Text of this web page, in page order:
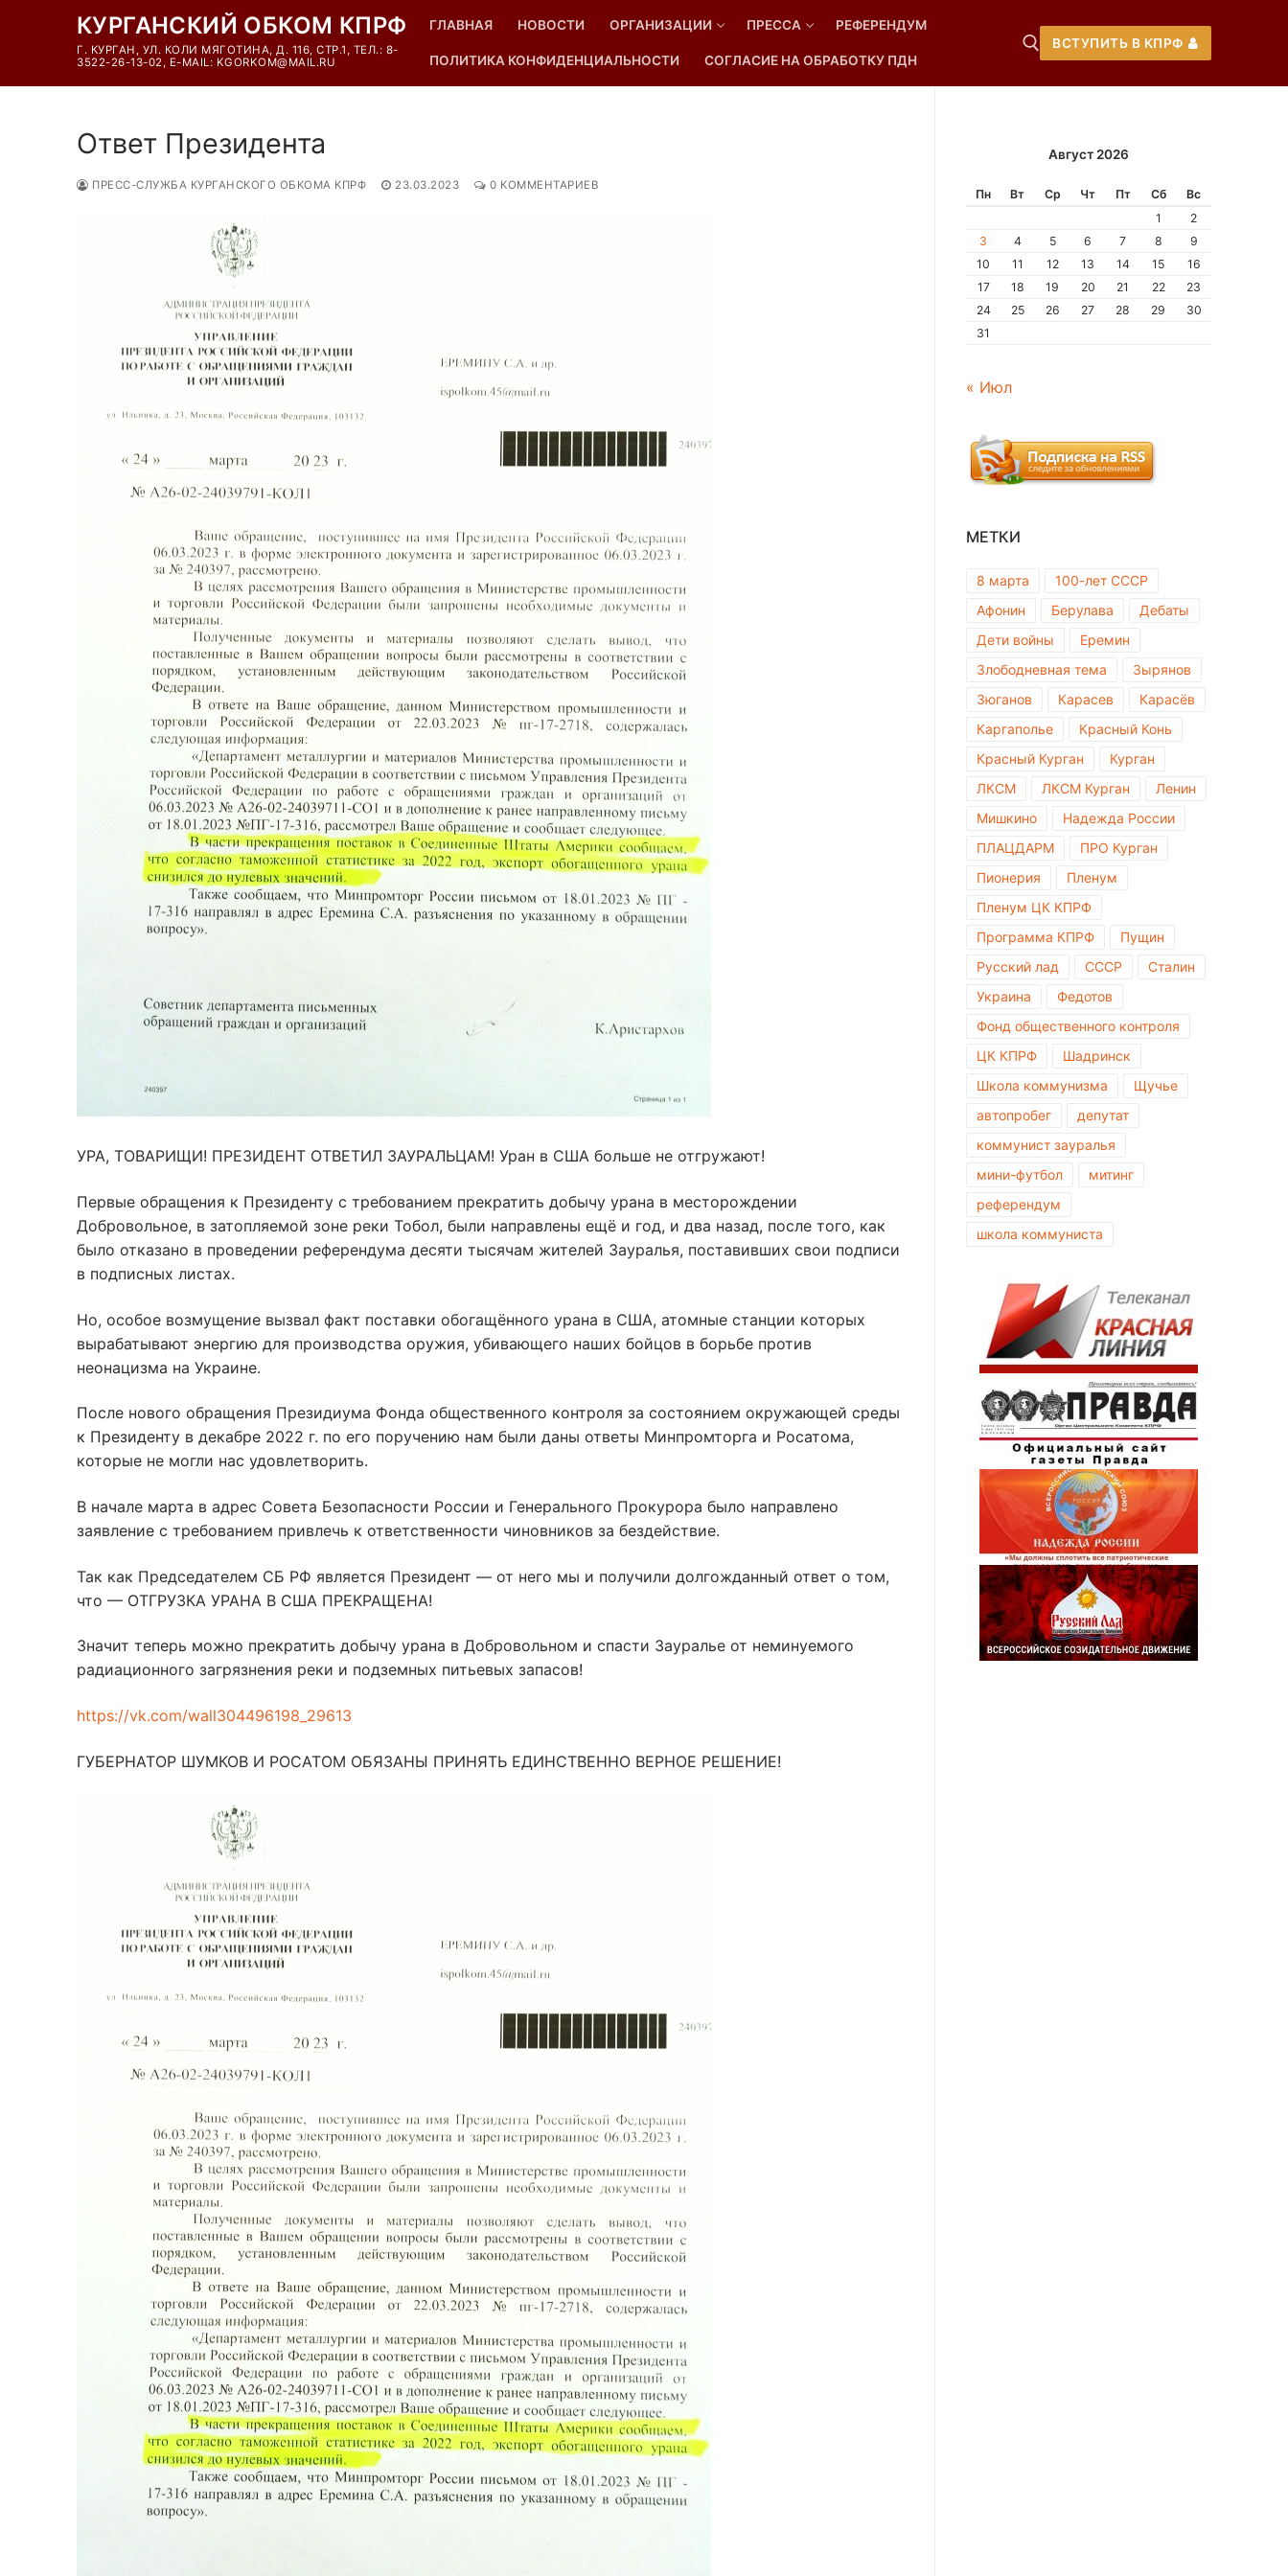
содержимому
КУРГАНСКИЙ ОБКОМ КПРФ
Г. КУРГАН, УЛ. КОЛИ МЯГОТИНА, Д. 116, СТР.1, ТЕЛ.: 8-
3522-26-13-02, E-MAIL: KGORKOM@MAIL.RU
ГЛАВНАЯ НОВОСТИ ОРГАНИЗАЦИИ ПРЕССА РЕФЕРЕНДУМ
ПОЛИТИКА КОНФИДЕНЦИАЛЬНОСТИ СОГЛАСИЕ НА ОБРАБОТКУ ПДН
ВСТУПИТЬ В КПРФ
Ответ Президента
ПРЕСС-СЛУЖБА КУРГАНСКОГО ОБКОМА КПРФ 23.03.2023 0 КОММЕНТАРИЕВ
УРА, ТОВАРИЩИ! ПРЕЗИДЕНТ ОТВЕТИЛ ЗАУРАЛЬЦАМ! Уран в США больше не отгружают!
Первые обращения к Президенту с требованием прекратить добычу урана в месторождении
Добровольное, в затопляемой зоне реки Тобол, были направлены ещë и год, и два назад, после того, как
было отказано в проведении референдума десяти тысячам жителей Зауралья, поставивших свои подписи
в подписных листах.
Но, особое возмущение вызвал факт поставки обогащëнного урана в США, атомные станции которых
вырабатывают энергию для производства оружия, убивающего наших бойцов в борьбе против
неонацизма на Украине.
После нового обращения Президиума Фонда общественного контроля за состоянием окружающей среды
к Президенту в декабре 2022 г. по его поручению нам были даны ответы Минпромторга и Росатома,
которые не могли нас удовлетворить.
В начале марта в адрес Совета Безопасности России и Генерального Прокурора было направлено
заявление с требованием привлечь к ответственности чиновников за бездействие.
Так как Председателем СБ РФ является Президент — от него мы и получили долгожданный ответ о том,
что — ОТГРУЗКА УРАНА В США ПРЕКРАЩЕНА!
Значит теперь можно прекратить добычу урана в Добровольном и спасти Зауралье от неминуемого
радиационного загрязнения реки и подземных питьевых запасов!
https://vk.com/wall304496198_29613
ГУБЕРНАТОР ШУМКОВ И РОСАТОМ ОБЯЗАНЫ ПРИНЯТЬ ЕДИНСТВЕННО ВЕРНОЕ РЕШЕНИЕ!
Август 2026
Пн Вт Ср Чт Пт Сб
Вс
1
2
3
4 5 6 7 8
9
10
11 12 13 14 15
16
17
18 19 20 21 22
23
24
25 26 27 28 29
30
31
« Июл
МЕТКИ
8 марта
100-лет СССР
Афонин
Берулава
Дебаты
Дети войны
Еремин
Злободневная тема
Зырянов
Зюганов
Карасев
Карасёв
Каргаполье
Красный Конь
Красный Курган
Курган
ЛКСМ
ЛКСМ Курган
Ленин
Мишкино
Надежда России
ПЛАЦДАРМ
ПРО Курган
Пионерия
Пленум
Пленум ЦК КПРФ
Программа КПРФ
Пущин
Русский лад
СССР
Сталин
Украина
Федотов
Фонд общественного контроля
ЦК КПРФ
Шадринск
Школа коммунизма
Щучье
автопробег
депутат
коммунист зауралья
мини-футбол
митинг
референдум
школа коммуниста